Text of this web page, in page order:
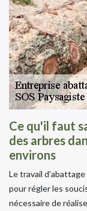
Ce qu'il faut
des arbres
environs
Le travail
pour régler les
nécessaire de